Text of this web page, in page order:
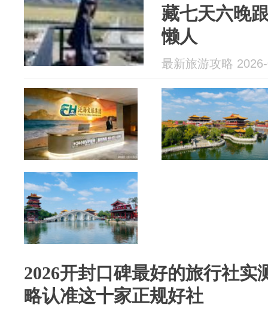
藏七天六晚
懒人
最新旅游攻略
2026开封口碑最好的旅行社实
略认准这十家正规好社